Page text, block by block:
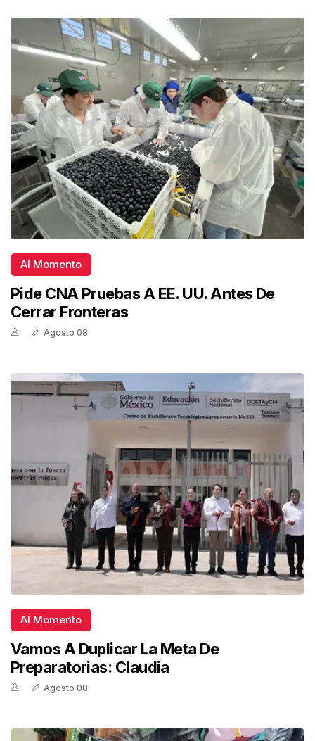
Al Momento
Pide CNA Pruebas A EE. UU. Antes De
Cerrar Fronteras
Agosto 08
Al Momento
Vamos A Duplicar La Meta De
Preparatorias: Claudia
Agosto 08